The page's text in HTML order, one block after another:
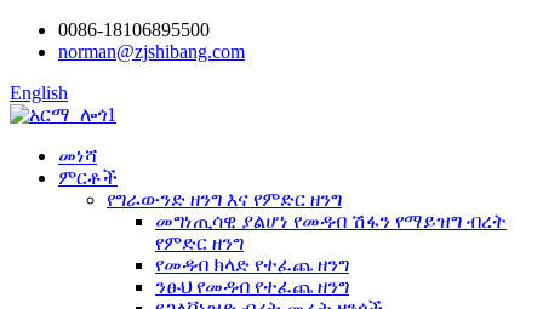
0086-18106895500
norman@zjshibang.com
English
መነሻ
ምርቶች
የግራውንድ ዘንግ እና የምድር ዘንግ
መግነጢሳዊ ያልሆነ የመዳብ ሽፋን የማይዝግ ብረት
የምድር ዘንግ
የመዳብ ክላድ የተፈጨ ዘንግ
ንፁህ የመዳብ የተፈጨ ዘንግ